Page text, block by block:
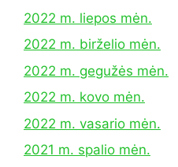
2022 m. liepos mėn.
2022 m. birželio mėn.
2022 m. gegužės mėn.
2022 m. kovo mėn.
2022 m. vasario mėn.
2021 m. spalio mėn.